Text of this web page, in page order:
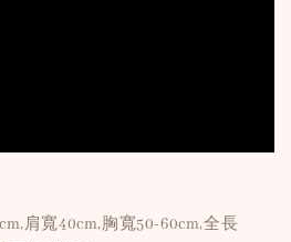
肩寬40cm,胸寬50-60cm,全長